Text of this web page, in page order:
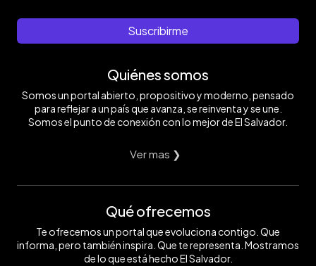
Suscribirme
Quiénes somos
Somos un portal abierto, propositivo y moderno, pensado
para reflejar a un país que avanza, se reinventa y se une.
Somos el punto de conexión con lo mejor de El Salvador.
Ver mas ❯
Qué ofrecemos
Te ofrecemos un portal que evoluciona contigo. Que
informa, pero también inspira. Que te representa. Mostramos
de lo que está hecho El Salvador.